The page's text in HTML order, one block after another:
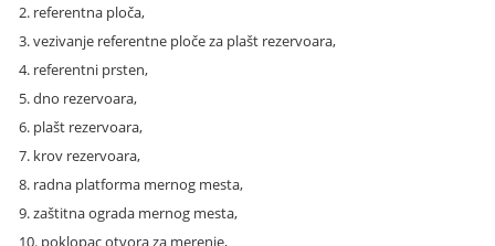
2. referentna ploča,
3. vezivanje referentne ploče za plašt rezervoara,
4. referentni prsten,
5. dno rezervoara,
6. plašt rezervoara,
7. krov rezervoara,
8. radna platforma mernog mesta,
9. zaštitna ograda mernog mesta,
10. poklopac otvora za merenje,